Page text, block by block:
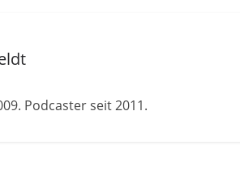
Podcaster seit 2011.